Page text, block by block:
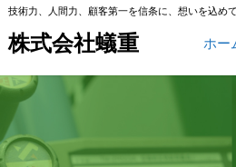
技術力、人間力、顧客第一を信条に、想いを込め
株式会社蟻重 ホー